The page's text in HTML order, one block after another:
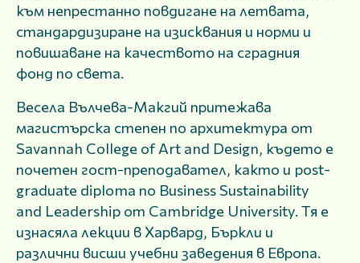
към непрестанно повдигане на летвата,
стандардизиране на изисквания и норми и
повишаване на качеството на сградния
фонд по света.
Весела Вълчева-Макгий притежава
магистърска степен по архитектура от
Savannah College of Art and Design, където е
почетен гост-преподавател, както и post-
graduate diploma по Business Sustainability
and Leadership от Cambridge University. Тя е
изнасяла лекции в Харвард, Бъркли и
различни висши учебни заведения в Европа.